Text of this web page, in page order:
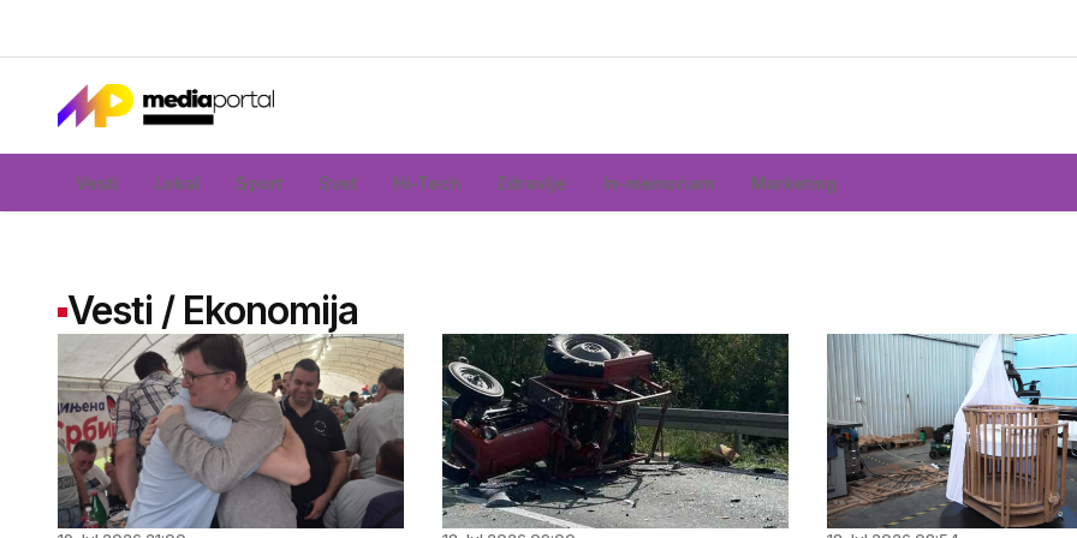
Vesti Lokal Sport Svet Hi-Tech Zdravlje In-memoriam Marketing
Vesti / Ekonomija